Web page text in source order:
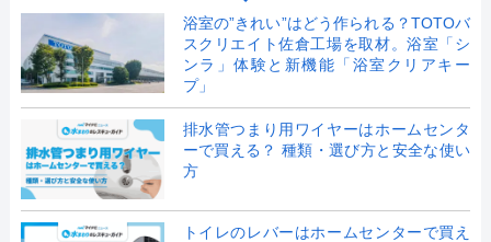
浴室の”きれい”はどう作られる？TOTOバ
スクリエイト佐倉工場を取材。浴室「シ
ンラ」体験と新機能「浴室クリアキー
プ」
排水管つまり用ワイヤーはホームセンタ
ーで買える？ 種類・選び方と安全な使い
方
トイレのレバーはホームセンターで買え